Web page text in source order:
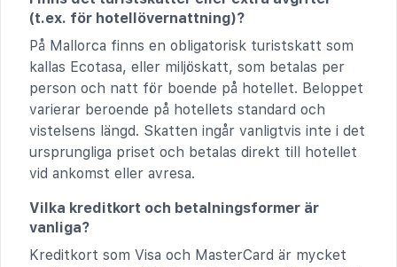
(t.ex. för hotellövernattning)?
På Mallorca finns en obligatorisk turistskatt som
kallas Ecotasa, eller miljöskatt, som betalas per
person och natt för boende på hotellet. Beloppet
varierar beroende på hotellets standard och
vistelsens längd. Skatten ingår vanligtvis inte i det
ursprungliga priset och betalas direkt till hotellet
vid ankomst eller avresa.
Vilka kreditkort och betalningsformer är
vanliga?
Kreditkort som Visa och MasterCard är mycket